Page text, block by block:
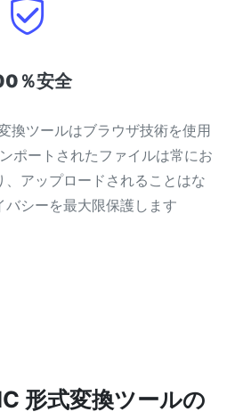
％安全
換ツールはブラウザ技術を使用
ポートされたファイルは常にお
アップロードされることはな
バシーを最大限保護します
形式変換ツールの